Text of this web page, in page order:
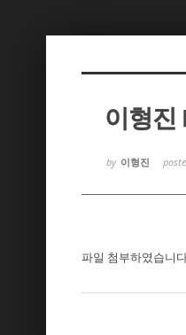
이형진
by 이형진
파일 첨부하였습니
케치북5
케치북5
케치북5
케치북5